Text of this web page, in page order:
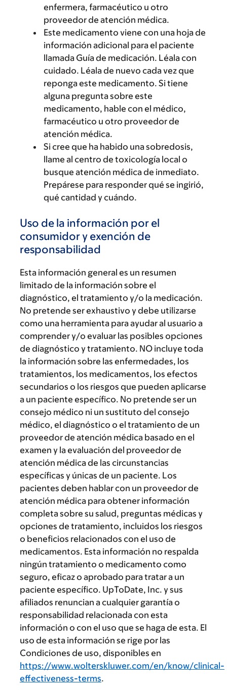
enfermera, farmacéutico u otro
proveedor de atención médica.
Este medicamento viene con una hoja de
información adicional para el paciente
llamada Guía de medicación. Léala con
cuidado. Léala de nuevo cada vez que
reponga este medicamento. Si tiene
alguna pregunta sobre este
medicamento, hable con el médico,
farmacéutico u otro proveedor de
atención médica.
Si cree que ha habido una sobredosis,
llame al centro de toxicología local o
busque atención médica de inmediato.
Prepárese para responder qué se ingirió,
qué cantidad y cuándo.
Uso de la información por el
consumidor y exención de
responsabilidad
Esta información general es un resumen
limitado de la información sobre el
diagnóstico, el tratamiento y/o la medicación.
No pretende ser exhaustivo y debe utilizarse
como una herramienta para ayudar al usuario a
comprender y/o evaluar las posibles opciones
de diagnóstico y tratamiento. NO incluye toda
la información sobre las enfermedades, los
tratamientos, los medicamentos, los efectos
secundarios o los riesgos que pueden aplicarse
a un paciente específico. No pretende ser un
consejo médico ni un sustituto del consejo
médico, el diagnóstico o el tratamiento de un
proveedor de atención médica basado en el
examen y la evaluación del proveedor de
atención médica de las circunstancias
específicas y únicas de un paciente. Los
pacientes deben hablar con un proveedor de
atención médica para obtener información
completa sobre su salud, preguntas médicas y
opciones de tratamiento, incluidos los riesgos
o beneficios relacionados con el uso de
medicamentos. Esta información no respalda
ningún tratamiento o medicamento como
seguro, eficaz o aprobado para tratar a un
paciente específico. UpToDate, Inc. y sus
afiliados renuncian a cualquier garantía o
responsabilidad relacionada con esta
información o con el uso que se haga de esta. El
uso de esta información se rige por las
Condiciones de uso, disponibles en
https://www.wolterskluwer.com/en/know/clinical-
effectiveness-terms.